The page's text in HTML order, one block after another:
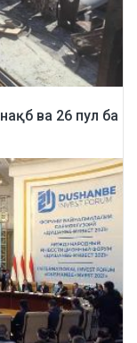
ва 26 пул ба